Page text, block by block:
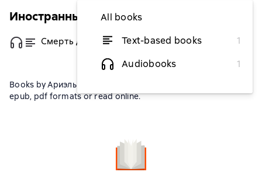
All books
Text-based books
1
Audiobooks
1
Иностранный детектив
Смерть длиною в двадцать лет from $4.16
Books by Ариэль С. Уинтер can be downloaded in fb2, txt,
epub, pdf formats or read online.